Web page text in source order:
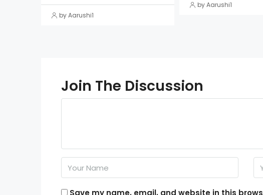
by Aarushi1
by Aarushi1
Join The Discussion